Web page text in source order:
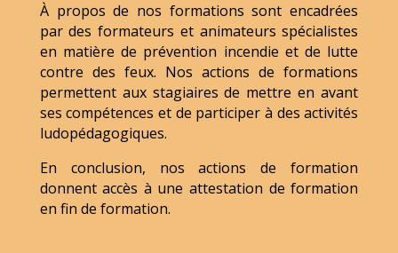
À propos de nos formations sont encadrées
par des formateurs et animateurs spécialistes
en matière de prévention incendie et de lutte
contre des feux. Nos actions de formations
permettent aux stagiaires de mettre en avant
ses compétences et de participer à des activités
ludopédagogiques.
En conclusion, nos actions de formation
donnent accès à une attestation de formation
en fin de formation.